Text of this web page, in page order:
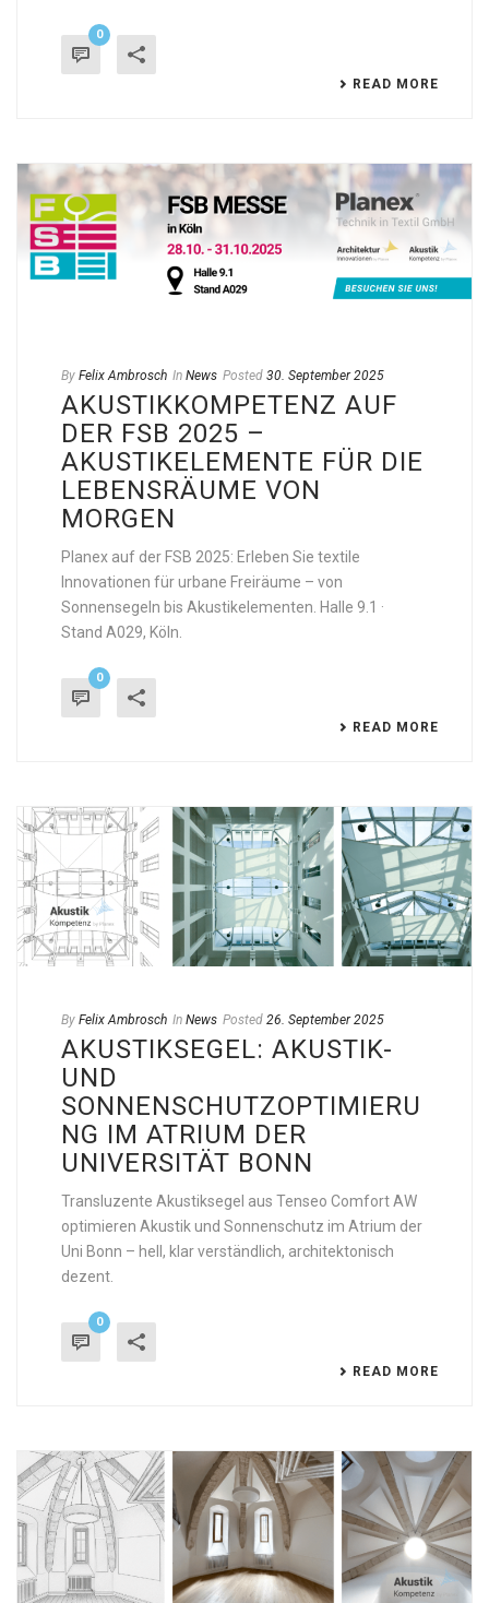
0
READ MORE
By Felix Ambrosch In News Posted 30. September 2025
AKUSTIKKOMPETENZ AUF
DER FSB 2025 –
AKUSTIKELEMENTE FÜR DIE
LEBENSRÄUME VON
MORGEN
Planex auf der FSB 2025: Erleben Sie textile
Innovationen für urbane Freiräume – von
Sonnensegeln bis Akustikelementen. Halle 9.1 ·
Stand A029, Köln.
0
READ MORE
By Felix Ambrosch In News Posted 26. September 2025
AKUSTIKSEGEL: AKUSTIK-
UND
SONNENSCHUTZOPTIMIERU
NG IM ATRIUM DER
UNIVERSITÄT BONN
Transluzente Akustiksegel aus Tenseo Comfort AW
optimieren Akustik und Sonnenschutz im Atrium der
Uni Bonn – hell, klar verständlich, architektonisch
dezent.
0
READ MORE